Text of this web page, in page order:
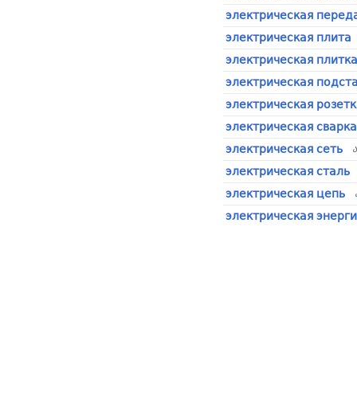
электрическая
электрическая плита
электрическая плитка
электрическая
электрическая
электрическая сварка
электрическая сеть
электрическая сталь
электрическая цепь
электрическая